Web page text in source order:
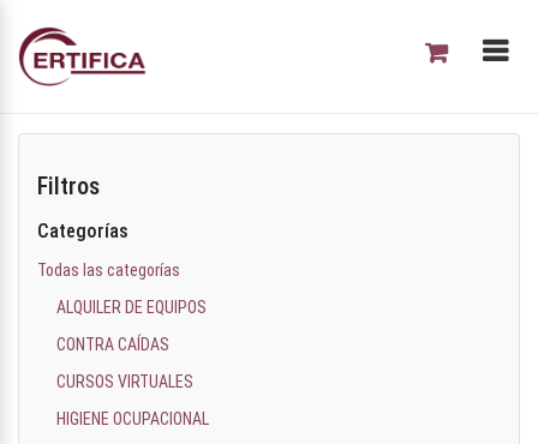
Filtros
Categorías
Todas las categorías
ALQUILER DE EQUIPOS
CONTRA CAÍDAS
CURSOS VIRTUALES
HIGIENE OCUPACIONAL